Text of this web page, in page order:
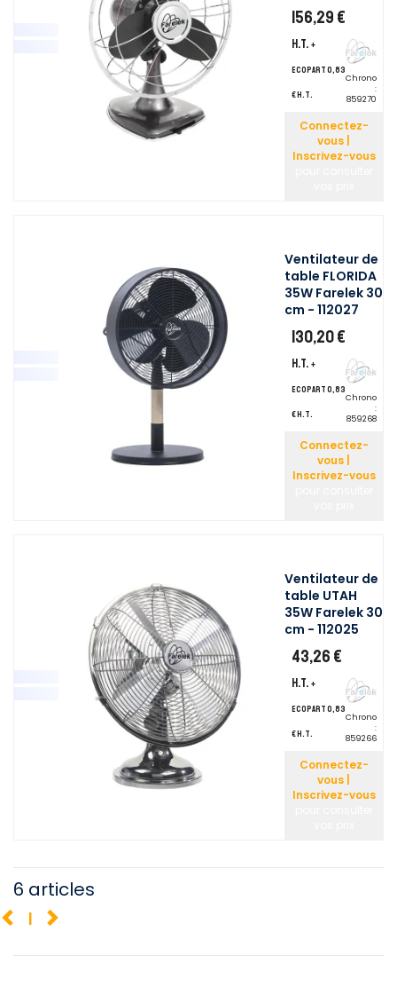
156,29 €
H.T. +
ecopart 0,83
€ H.T.
Chrono
:
859270
Connectez-
vous |
Inscrivez-vous
Ventilateur de
table FLORIDA
35W Farelek 30
cm - 112027
130,20 €
H.T. +
ecopart 0,83
€ H.T.
Chrono
:
859268
Connectez-
vous |
Inscrivez-vous
Ventilateur de
table UTAH
35W Farelek 30
cm - 112025
43,26 €
H.T. +
ecopart 0,83
€ H.T.
Chrono
:
859266
Connectez-
vous |
Inscrivez-vous
6 articles
1